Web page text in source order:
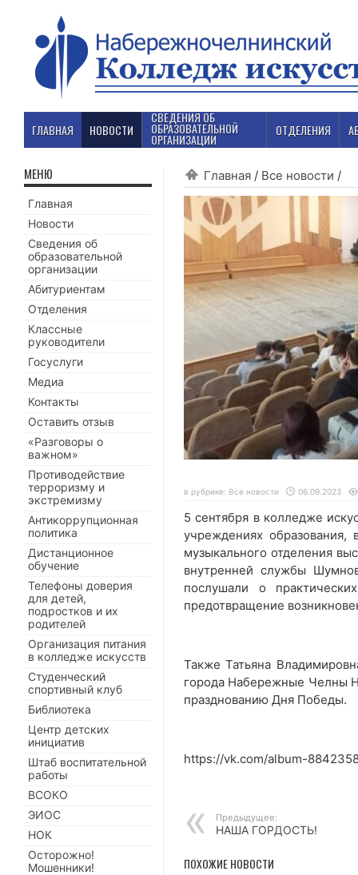
ГЛАВНАЯ НОВОСТИ
СВЕДЕНИЯ ОБ
ОБРАЗОВАТЕЛЬНОЙ
ОРГАНИЗАЦИИ
ОТДЕЛЕНИЯ
Главная / Все новости /
в рубрике: Все новости 06.09.2023
5 сентября в колледже
учреждениях
музыкального отделения
внутренней службы
послушали о
предотвращение
Также Татьяна
города Набережные Челны
празднованию Дня Победы.
https://vk.com/album-
Предыдущее:
НАША ГОРДОСТЬ!
ПОХОЖИЕ НОВОСТИ
МЕНЮ
Главная
Новости
Сведения об
образовательной
организации
Абитуриентам
Отделения
Классные
руководители
Госуслуги
Медиа
Контакты
Оставить отзыв
«Разговоры о
важном»
Противодействие
терроризму и
экстремизму
Антикоррупционная
политика
Дистанционное
обучение
Телефоны доверия
для детей,
подростков и их
родителей
Организация питания
в колледже искусств
Студенческий
спортивный клуб
Библиотека
Центр детских
инициатив
Штаб воспитательной
работы
ВСОКО
ЭИОС
НОК
Осторожно!
Мошенники!